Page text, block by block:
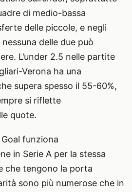
di medio-bassa
delle piccole, e negli
delle due può
L’under 2.5 nelle partite
Verona ha una
supera spesso il 55-60%,
si riflette
quote.
funziona
in Serie A per la stessa
che tengono la porta
sono più numerose che in